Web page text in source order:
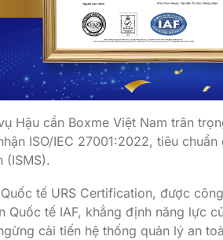
Hậu cần Boxme Việt Nam trân
ISO/IEC 27001:2022, tiêu chuẩn
(ISMS).
tế URS Certification, được
Quốc tế IAF, khẳng định năng lực
cải tiến hệ thống quản lý an